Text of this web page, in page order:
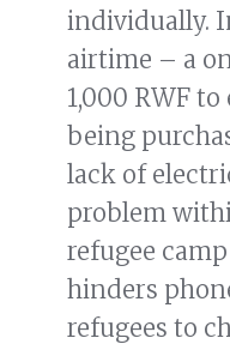
individually.
airtime – a
1,000 RWF
being
lack of
problem
refugee
hinders
refugees to